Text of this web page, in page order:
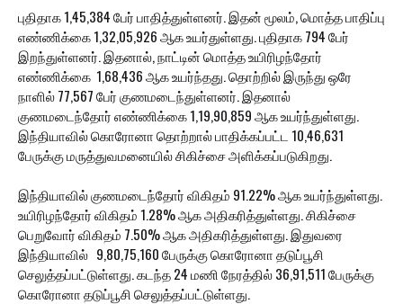
புதிதாக 1,45,384 பேர் பாதித்துள்ளனர். இதன் மூலம், மொத்த பாதிப்பு
எண்ணிக்கை 1,32,05,926 ஆக உயர்துள்ளது. புதிதாக 794 பேர்
இறந்துள்ளனர். இதனால், நாட்டின் மொத்த உயிரிழந்தோர்
எண்ணிக்கை 1,68,436 ஆக உயர்ந்தது. தொற்றில் இருந்து ஒரே
நாளில் 77,567 பேர் குணமடைந்துள்ளனர். இதனால்
குணமடைந்தோர் எண்ணிக்கை 1,19,90,859 ஆக உயர்ந்துள்ளது.
இந்தியாவில் கொரோனா தொற்றால் பாதிக்கப்பட்ட 10,46,631
பேருக்கு மருத்துவமனையில் சிகிச்சை அளிக்கப்படுகிறது.
இந்தியாவில் குணமடைந்தோர் விகிதம் 91.22% ஆக உயர்ந்துள்ளது.
உயிரிழந்தோர் விகிதம் 1.28% ஆக அதிகரித்துள்ளது. சிகிச்சை
பெறுவோர் விகிதம் 7.50% ஆக அதிகரித்துள்ளது. இதுவரை
இந்தியாவில் 9,80,75,160 பேருக்கு கொரோனா தடுப்பூசி
செலுத்தப்பட்டுள்ளது. கடந்த 24 மணி நேரத்தில் 36,91,511 பேருக்கு
கொரோனா தடுப்பூசி செலுத்தப்பட்டுள்ளது.